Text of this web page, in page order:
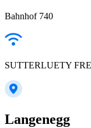
Bahnhof 740
SUTTERLUETY
Langenegg